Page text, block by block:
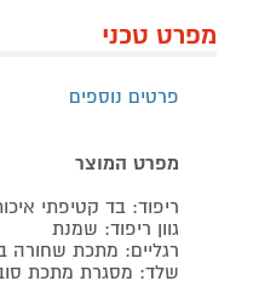
מפרט טכני
פרטים נוספים
מפרט המוצר
ריפוד: בד קטיפתי
גוון ריפוד: שמנת
רגליים: מתכת שחורה
שלד: מסגרת מתכת